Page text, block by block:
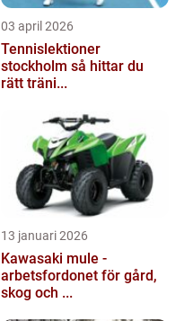
03 april 2026
Tennislektioner
stockholm så hittar du
rätt träni...
13 januari 2026
Kawasaki mule -
arbetsfordonet för gård,
skog och ...